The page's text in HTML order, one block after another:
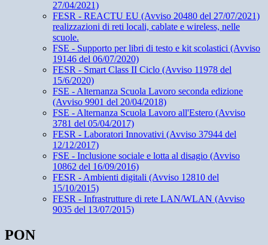
27/04/2021)
FESR - REACTU EU (Avviso 20480 del 27/07/2021)
realizzazioni di reti locali, cablate e wireless, nelle
scuole.
FSE - Supporto per libri di testo e kit scolastici (Avviso
19146 del 06/07/2020)
FESR - Smart Class II Ciclo (Avviso 11978 del
15/6/2020)
FSE - Alternanza Scuola Lavoro seconda edizione
(Avviso 9901 del 20/04/2018)
FSE - Alternanza Scuola Lavoro all'Estero (Avviso
3781 del 05/04/2017)
FESR - Laboratori Innovativi (Avviso 37944 del
12/12/2017)
FSE - Inclusione sociale e lotta al disagio (Avviso
10862 del 16/09/2016)
FESR - Ambienti digitali (Avviso 12810 del
15/10/2015)
FESR - Infrastrutture di rete LAN/WLAN (Avviso
9035 del 13/07/2015)
PON